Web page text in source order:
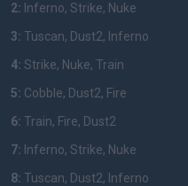
2: Inferno, Strike, Nuke
3: Tuscan, Dust2, Inferno
4: Strike, Nuke, Train
5: Cobble, Dust2, Fire
6: Train, Fire, Dust2
7: Inferno, Strike, Nuke
8: Tuscan, Dust2, Inferno